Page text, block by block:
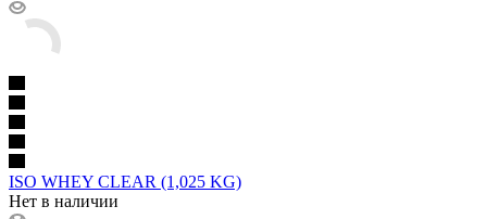
ISO WHEY CLEAR (1,025 KG)
Нет в наличии